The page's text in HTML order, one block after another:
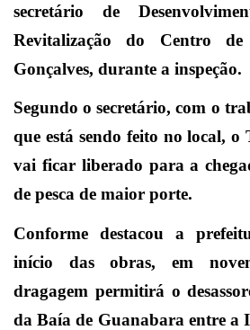
secretário de
Revitalização do Centro
Gonçalves, durante a inspeção.
Segundo o secretário, com o
que está sendo feito no local, o
vai ficar liberado para a
de pesca de maior porte.
Conforme destacou a
início das obras, em
dragagem permitirá o
da Baía de Guanabara entre a